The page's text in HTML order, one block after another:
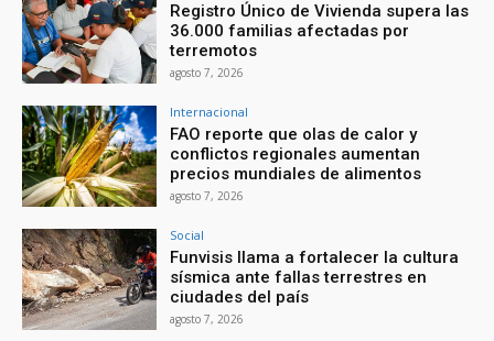
Registro Único de Vivienda supera las
36.000 familias afectadas por
terremotos
agosto 7, 2026
Internacional
FAO reporte que olas de calor y
conflictos regionales aumentan
precios mundiales de alimentos
agosto 7, 2026
Social
Funvisis llama a fortalecer la cultura
sísmica ante fallas terrestres en
ciudades del país
agosto 7, 2026